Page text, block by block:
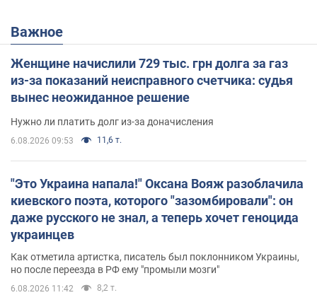
Важное
Женщине начислили 729 тыс. грн долга за газ
из-за показаний неисправного счетчика: судья
вынес неожиданное решение
Нужно ли платить долг из-за доначисления
6.08.2026 09:53 11,6 т.
"Это Украина напала!" Оксана Вояж разоблачила
киевского поэта, которого "зазомбировали": он
даже русского не знал, а теперь хочет геноцида
украинцев
Как отметила артистка, писатель был поклонником Украины,
но после переезда в РФ ему "промыли мозги"
6.08.2026 11:42 8,2 т.